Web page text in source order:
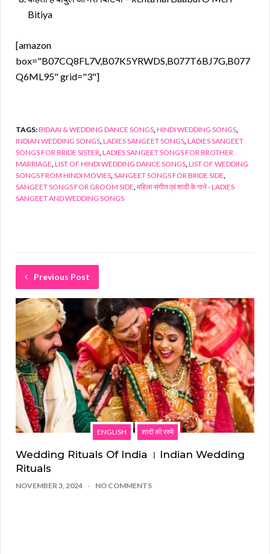
Bitiya
[amazon
box="B07CQ8FL7V,B07K5YRWDS,B077T6BJ7G,B077
Q6ML95" grid="3"]
TAGS:BIDAAI & WEDDING DANCE SONGS HINDI WEDDING SONGS
INDIAN WEDDING SONGS LADIES SANGEET SONGS LADIES SANGEET
SONGS FOR BRIDE SISTER LADIES SANGEET SONGS FOR BROTHER
MARRIAGE LIST OF HINDI WEDDING DANCE SONGS LIST OF WEDDING
SONGS FROM HINDI MOVIES SANGEET SONGS FOR BRIDE SIDE
SANGEET SONGS FOR GROOM SIDE महिला संगीत एवं शादी के गाने - LADIES
SANGEET AND WEDDING SONGS
Previous Post
ENGLISH शादी की रस्में
Wedding Rituals Of India । Indian Wedding
Rituals
NOVEMBER 3, 2024 NO COMMENTS